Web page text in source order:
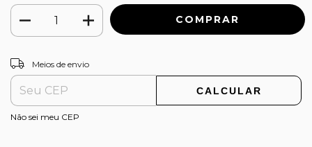
Entregas para o CEP:
Meios de envio
CALCULAR
Não sei meu CEP